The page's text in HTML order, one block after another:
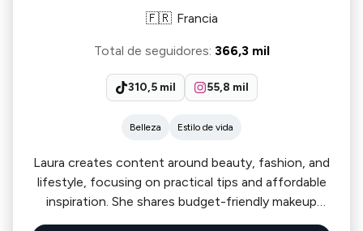
🇫🇷 Francia
Total de seguidores: 366,3 mil
310,5 mil 55,8 mil
Belleza Estilo de vida
Laura creates content around beauty, fashion, and
lifestyle, focusing on practical tips and affordable
inspiration. She shares budget-friendly makeup
tutorials, easy hairstyle techniques, and accessible